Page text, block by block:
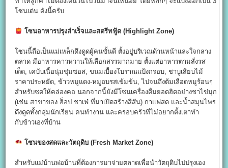
โซนเด่น ดังนี้ครับ
โซนอาหารปรุงสำเร็จและสตรีทฟู้ด (Highlight Zone)
โซนนี้ถือเป็นแม่เหล็กดึงดูดผู้คนชั้นดี ตั้งอยู่บริเวณด้านหน้าและใจกลาง
ตลาด มีอาหารคาวหวานให้เลือกสรรมากมาย ตั้งแต่อาหารตามสั่งรส
เด็ด, เคบับเนื้อนุ่มชุ่มซอส, ขนมเบื้องโบราณแป้งกรอบ, ชาบูเสียบไม้
ราคาประหยัด, ข้าวหมูแดง-หมูอบรสเข้มข้น, ไปจนถึงต้มเลือดหมูร้อนๆ
สำหรับซดให้คล่องคอ นอกจากนี้ยังมีโซนเครื่องดื่มยอดฮิตอย่างชาไข่มุก
(เช่น สาขาของ ฮ็อป ชาเฟ่ ที่มาเปิดสร้างสีสัน) กาแฟสด และน้ำสมุนไพร
ดึงดูดทั้งกลุ่มนักเรียน คนทำงาน และครอบครัวที่ไม่อยากตั้งเตาทำ
กับข้าวเองที่บ้าน
โซนของสดและวัตถุดิบ (Fresh Market Zone)
สำหรับแม่บ้านพ่อบ้านที่ต้องการมาจ่ายตลาดเพื่อนำวัตถุดิบไปปรุงเอง